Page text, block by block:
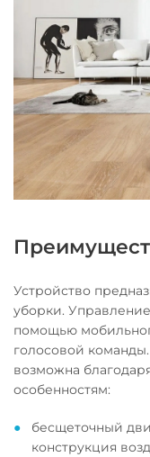
Устройство
уборки.
помощью
голосовой
возможна
особенностям:
бесщеточный
конструкция